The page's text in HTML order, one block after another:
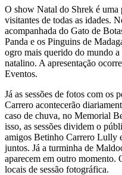
O show Natal do Shrek é uma
visitantes de todas as idades.
acompanhada do Gato de
Panda e os Pinguins de
ogro mais querido do mundo
natalino. A apresentação
Eventos.
Já as sessões de fotos com os
Carrero acontecerão
caso de chuva, no Memorial
isso, as sessões dividem o
amigos Betinho Carrero Lully
juntos. Já a turminha de
aparecem em outro momento.
locais de sessão fotográfica.